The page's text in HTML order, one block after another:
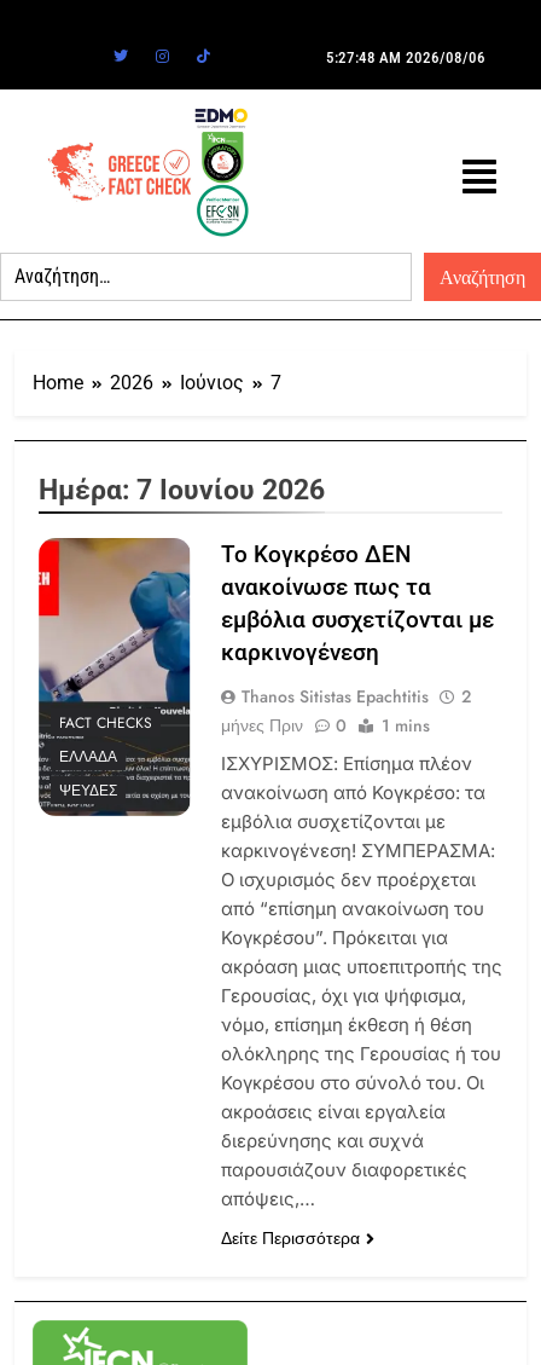
5:27:48 AM 2026/08/06
Home 2026 Ιούνιος 7
Ημέρα: 7 Ιουνίου 2026
FACT CHECKS
ΕΛΛΆΔΑ
ΨΕΥΔΈΣ
Το Κογκρέσο ΔΕΝ
ανακοίνωσε πως τα
εμβόλια συσχετίζονται με
καρκινογένεση
Thanos Sitistas Epachtitis
2
μήνες Πριν
0 1 mins
ΙΣΧΥΡΙΣΜΟΣ: Επίσημα πλέον
ανακοίνωση από Κογκρέσο: τα
εμβόλια συσχετίζονται με
καρκινογένεση! ΣΥΜΠΕΡΑΣΜΑ:
Ο ισχυρισμός δεν προέρχεται
από “επίσημη ανακοίνωση του
Κογκρέσου”. Πρόκειται για
ακρόαση μιας υποεπιτροπής της
Γερουσίας, όχι για ψήφισμα,
νόμο, επίσημη έκθεση ή θέση
ολόκληρης της Γερουσίας ή του
Κογκρέσου στο σύνολό του. Οι
ακροάσεις είναι εργαλεία
διερεύνησης και συχνά
παρουσιάζουν διαφορετικές
απόψεις,…
Δείτε Περισσότερα